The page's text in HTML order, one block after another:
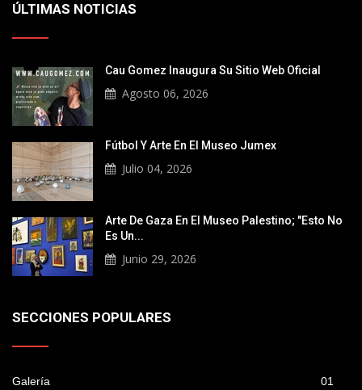
ÚLTIMAS NOTICIAS
Cau Gomez Inaugura Su Sitio Web Oficial
Agosto 06, 2026
Fútbol Y Arte En El Museo Jumex
Julio 04, 2026
Arte De Gaza En El Museo Palestino; "Esto No
Es Un...
Junio 29, 2026
SECCIONES POPULARES
Galería 01